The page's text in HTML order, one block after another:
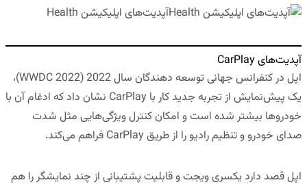
آپدیت‌های اپلیکیشن Health
آپدیت‌های CarPlay
اپل در کنفرانس جهانی توسعه دهندگان سال 2022 (WWDC 2022)،
یک پیش‌نمایش از تجربه جدید کار با CarPlay نشان داد که ادغام آن با
خودروها بیشتر شده است و امکان کنترل ویژگی‌هایی مثل شدت
صدای خودرو و تنظیم رادیو را از طریق CarPlay فراهم می‌کند.
اپل قصد دارد یکسری ویجت و قابلیت پشتیبانی از چند نمایشگر را هم